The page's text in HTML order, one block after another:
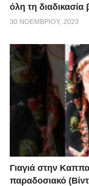
όλη τη
30 ΝΟΕΜΒΡΊΟΥ, 2023
Γιαγιά στην
παραδοσιακό